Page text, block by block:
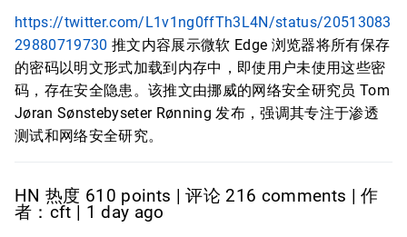
https://twitter.com/L1v1ng0ffTh3L4N/status/20513083
29880719730 推文内容展示微软 Edge 浏览器将所有保存
的密码以明文形式加载到内存中，即使用户未使用这些密
码，存在安全隐患。该推文由挪威的网络安全研究员 Tom
Jøran Sønstebyseter Rønning 发布，强调其专注于渗透
测试和网络安全研究。
HN 热度 610 points | 评论 216 comments | 作
者：cft | 1 day ago